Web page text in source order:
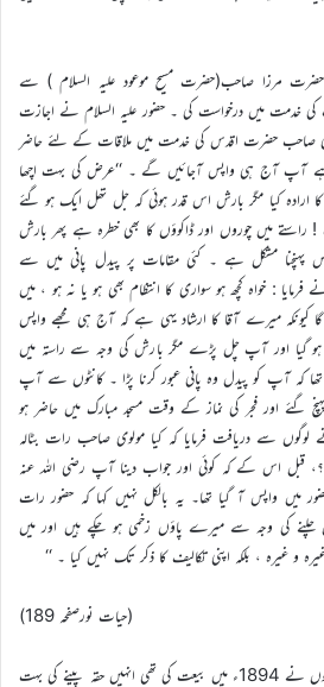
مرزا صاحب(حضرت مسیح موعود علیہ السلام ) سے
میں درخواست کی ۔ حضور علیہ السلام نے اجازت
صاحب حضرت اقدس کی خدمت میں ملاقات کے لئے حاضر
ہے آپ آج ہی واپس آجائیں گے ۔ ‘‘عرض کی بہت اچھا
کا ارادہ کیا مگر بارش اس قدر ہوئی کہ جل تھل ایک ہو گئے
میں چوروں اور ڈاکوؤں کا بھی خطرہ ہے پھر بارش
مشکل ہے ۔ کئی مقامات پر پیدل پانی میں سے
: خواہ کچھ ہو سواری کا انتظام بھی ہو یا نہ ہو ، میں
کیونکہ میرے آقا کا ارشاد یہی ہے کہ آج ہی مجھے واپس
ہو گیا اور آپ چل پڑے مگر بارش کی وجہ سے راستہ میں
تھا کہ آپ کو پیدل وہ پانی عبور کرنا پڑا ۔ کانٹوں سے آپ
گئے اور فجر کی نماز کے وقت مسجد مبارک میں حاضر ہو
سے دریافت فرمایا کہ کیا مولوی صاحب رات بٹالہ
اس کے کہ کوئی اور جواب دینا آپ رضی الله عنہ
واپس آ گیا تھا۔ یہ بالکل نہیں کہا کہ حضور رات
کی وجہ سے میرے پاؤں زخمی ہو چکے ہیں اور میں
و غیره ، بلکہ اپنی تکالیف کا ذکر تک نہیں کیا ۔ ‘‘
(حيات نورصفحہ 189)
منشی امام دین صاحب پٹواری ؓجنہوں نے 1894ء میں بیعت کی تھی انہیں حقہ پینے کی بہت